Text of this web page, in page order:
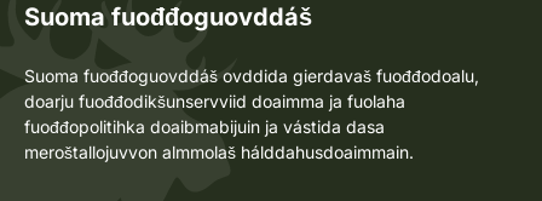
Suoma fuođđoguovddáš
Suoma fuođđoguovddáš ovddida gierdavaš fuođđodoalu,
doarju fuođđodikšunservviid doaimma ja fuolaha
fuođđopolitihka doaibmabijuin ja vástida dasa
meroštallojuvvon almmolaš hálddahusdoaimmain.